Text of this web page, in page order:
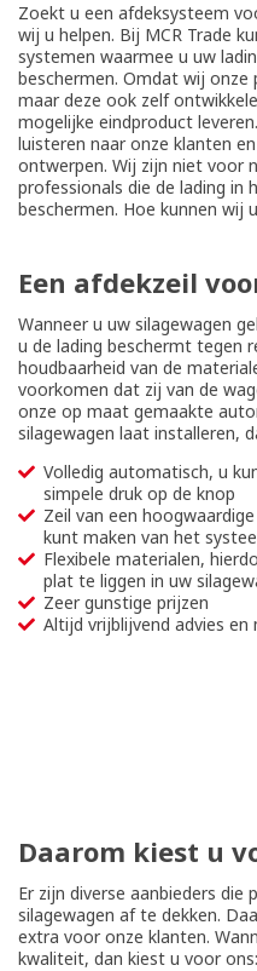
Zoekt u een afdeksysteem
wij u helpen. Bij MCR Trade
systemen waarmee u uw
beschermen. Omdat wij
maar deze ook zelf
mogelijke eindproduct
luisteren naar onze klanten
ontwerpen. Wij zijn niet voor
professionals die de lading in
beschermen. Hoe kunnen wij
Een afdekzeil
Wanneer u uw silagewagen
u de lading beschermt tegen
houdbaarheid van de
voorkomen dat zij van de
onze op maat gemaakte
silagewagen laat installeren,
Volledig automatisch, u
simpele druk op de knop
Zeil van een
kunt maken van het
Flexibele materialen,
plat te liggen in uw
Zeer gunstige prijzen
Altijd vrijblijvend advies
Daarom kiest u
Er zijn diverse aanbieders
silagewagen af te dekken.
extra voor onze klanten.
kwaliteit, dan kiest u voor ons: